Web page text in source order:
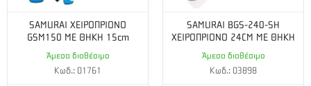
SAMURAI ΧΕΙΡΟΠΡΙΟΝΟ
GSM150 ΜΕ ΘΗΚΗ 15cm
Άμεσα διαθέσιμο
Κωδ.: 01761
SAMURAI BGS-240-SH
ΧΕΙΡΟΠΡΙΟΝΟ 24CM ΜΕ ΘΗΚΗ
Άμεσα διαθέσιμο
Κωδ.: 03898